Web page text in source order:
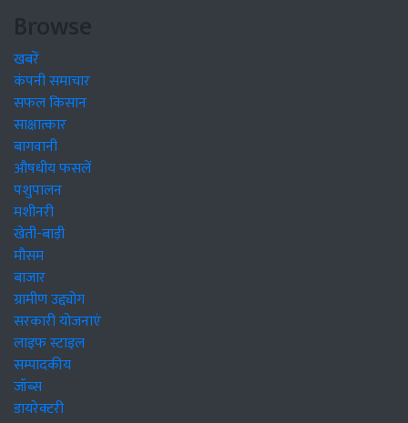
Browse
खबरें
कंपनी समाचार
सफल किसान
साक्षात्कार
बागवानी
औषधीय फसलें
पशुपालन
मशीनरी
खेती-बाड़ी
मौसम
बाजार
ग्रामीण उद्द्योग
सरकारी योजनाएं
लाइफ स्टाइल
सम्पादकीय
जॉब्स
डायरेक्टरी